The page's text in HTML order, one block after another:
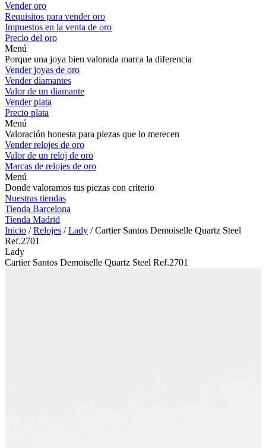
Vender oro
Requisitos para vender oro
Impuestos en la venta de oro
Precio del oro
Menú
Porque una joya bien valorada marca la diferencia
Vender joyas de oro
Vender diamantes
Valor de un diamante
Vender plata
Precio plata
Menú
Valoración honesta para piezas que lo merecen
Vender relojes de oro
Valor de un reloj de oro
Marcas de relojes de oro
Menú
Donde valoramos tus piezas con criterio
Nuestras tiendas
Tienda Barcelona
Tienda Madrid
Inicio /Relojes /Lady / Cartier Santos Demoiselle Quartz Steel
Ref.2701
Lady
Cartier Santos Demoiselle Quartz Steel Ref.2701